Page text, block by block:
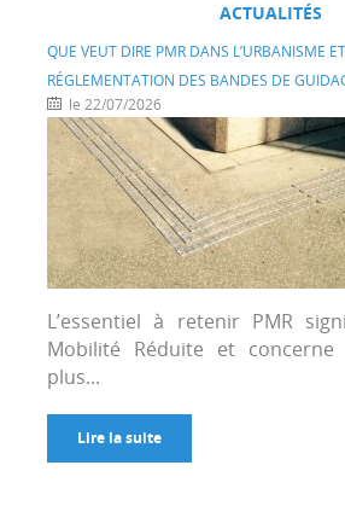
ACTUALITÉS
QUE VEUT DIRE PMR DANS L’URBANISME
RÉGLEMENTATION DES BANDES DE
le 22/07/2026
L’essentiel à retenir PMR
Mobilité Réduite et
plus...
Lire la suite